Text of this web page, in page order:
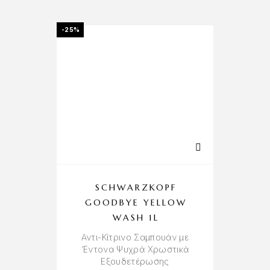
-25%
SCHWARZKOPF
GOODBYE YELLOW
WASH 1L
Αντι-Κίτρινο Σαμπουάν με
‘Εντονα Ψυχρά Χρωστικά
Εξουδετέρωσης